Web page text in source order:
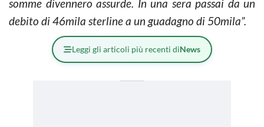
somme divennero assurde. In una sera passai da un
debito di 46mila sterline a un guadagno di 50mila”.
Leggi gli articoli più recenti diNews